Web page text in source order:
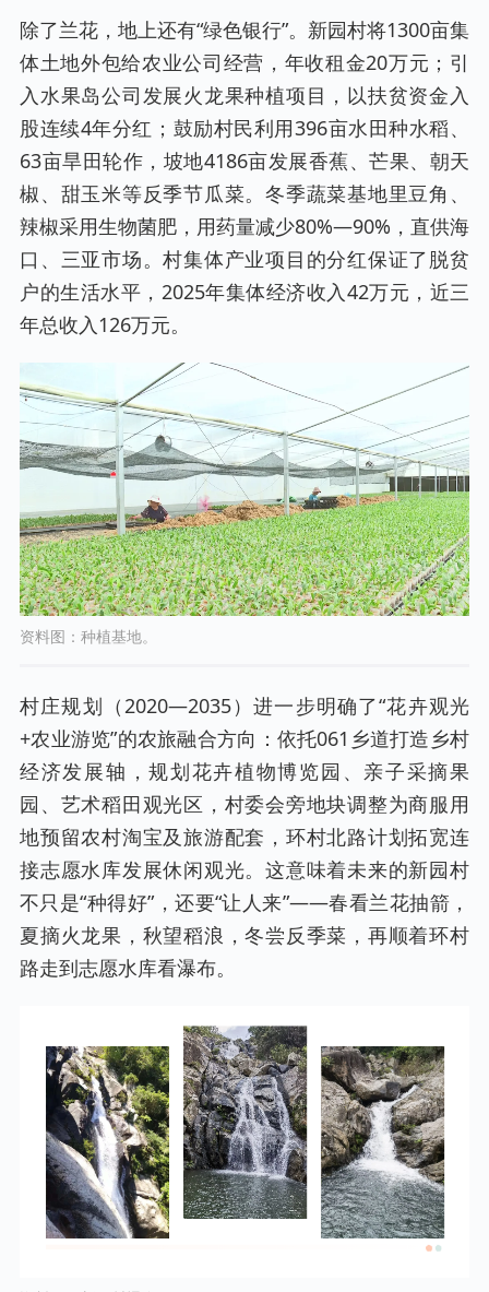
除了兰花，地上还有“绿色银行”。新园村将1300亩集
体土地外包给农业公司经营，年收租金20万元；引
入水果岛公司发展火龙果种植项目，以扶贫资金入
股连续4年分红；鼓励村民利用396亩水田种水稻、
63亩旱田轮作，坡地4186亩发展香蕉、芒果、朝天
椒、甜玉米等反季节瓜菜。冬季蔬菜基地里豆角、
辣椒采用生物菌肥，用药量减少80%—90%，直供海
口、三亚市场。村集体产业项目的分红保证了脱贫
户的生活水平，2025年集体经济收入42万元，近三
年总收入126万元。
资料图：种植基地。
村庄规划（2020—2035）进一步明确了“花卉观光
+农业游览”的农旅融合方向：依托061乡道打造乡村
经济发展轴，规划花卉植物博览园、亲子采摘果
园、艺术稻田观光区，村委会旁地块调整为商服用
地预留农村淘宝及旅游配套，环村北路计划拓宽连
接志愿水库发展休闲观光。这意味着未来的新园村
不只是“种得好”，还要“让人来”——春看兰花抽箭，
夏摘火龙果，秋望稻浪，冬尝反季菜，再顺着环村
路走到志愿水库看瀑布。